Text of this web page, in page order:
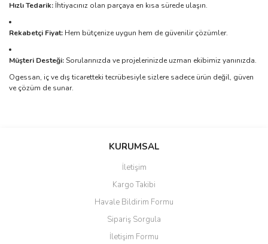
Hızlı Tedarik: İhtiyacınız olan parçaya en kısa sürede ulaşın.
Rekabetçi Fiyat: Hem bütçenize uygun hem de güvenilir çözümler.
Müşteri Desteği:Sorularınızda ve projelerinizde uzman ekibimiz yanınızda.
Ogessan, iç ve dış ticaretteki tecrübesiyle sizlere sadece ürün değil, güven
ve çözüm de sunar.
Bu ürüne ilk yorumu siz yapın!
Ürün resmi kalitesiz, bozuk veya görüntülenemiyor.
Ürün açıklamasında eksik bilgiler bulunuyor.
Ürün bilgilerinde hatalar bulunuyor.
Ürün fiyatı diğer sitelerden daha pahalı.
KURUMSAL
İletişim
Kargo Takibi
Havale Bildirim Formu
Sipariş Sorgula
İletişim Formu